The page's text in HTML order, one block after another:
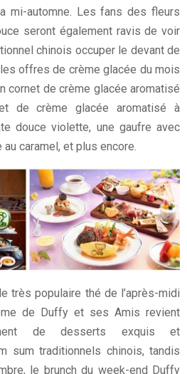
mi-automne. Les fans des fleurs
seront également ravis de voir
chinois occuper le devant de
offres de crème glacée du mois
cornet de crème glacée aromatisé
de crème glacée aromatisé à
douce violette, une gaufre avec
caramel, et plus encore.
très populaire thé de l’après-midi
de Duffy et ses Amis revient
de desserts exquis et
sum traditionnels chinois, tandis
le brunch du week-end Duffy